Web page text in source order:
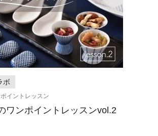
ボ
イントレッスン
ワンポイントレッスンvol.2